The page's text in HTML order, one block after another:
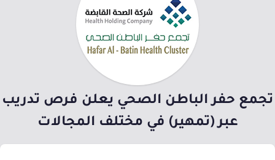
تجمع حفر الباطن الصحي يعلن فرص تدريب
عبر (تمهير) في مختلف المجالات